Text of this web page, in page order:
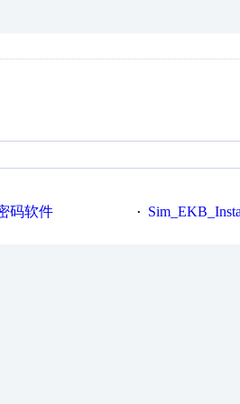
码软件 ·